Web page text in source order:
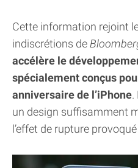
Cette information rejoint
indiscrétions de
accélère le
spécialement conçus
anniversaire de l’iPhone.
un design suffisamment
l’effet de rupture